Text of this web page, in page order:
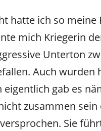
hatte ich so
mich Kriegerin
Unterton
Auch wurden
gab es
zusammen
Sie